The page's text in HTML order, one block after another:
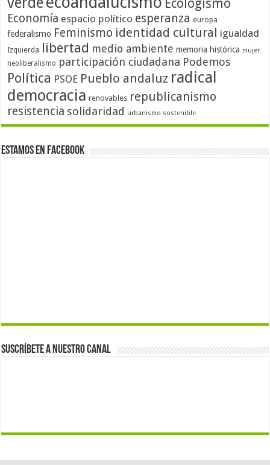
Ecologismo
Economía espacio político esperanza europa
federalismo Feminismo identidad cultural igualdad
Izquierda libertad medio ambiente memoria histórica mujer
neoliberalismo participación ciudadana Podemos
Política PSOE Pueblo andaluz radical
democracia renovables republicanismo
resistencia solidaridad urbanismo sostenible
Estamos en Facebook
Suscríbete a nuestro canal